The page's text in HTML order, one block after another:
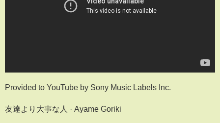
Provided to YouTube by Sony Music Labels Inc.
友達より大事な人 · Ayame Goriki